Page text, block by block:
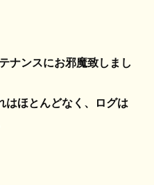
ナンスにお邪魔致しまし
はほとんどなく、ログは